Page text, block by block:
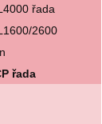
řada
2600
řada